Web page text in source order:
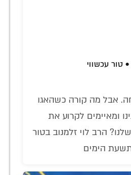
טור עכשווי
אבל מה קורה כשהאגו
ומאיימים לקרוע את
הרב לוי זלמנוב בטור
תשעת הימים